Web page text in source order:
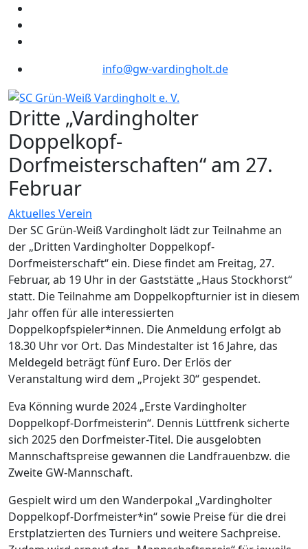
info@gw-vardingholt.de
Dritte „Vardingholter
Doppelkopf-
Dorfmeisterschaften“ am 27.
Februar
Aktuelles Verein
Der SC Grün-Weiß Vardingholt lädt zur Teilnahme an
der „Dritten Vardingholter Doppelkopf-
Dorfmeisterschaft“ ein. Diese findet am Freitag, 27.
Februar, ab 19 Uhr in der Gaststätte „Haus Stockhorst“
statt. Die Teilnahme am Doppelkopfturnier ist in diesem
Jahr offen für alle interessierten
Doppelkopfspieler*innen. Die Anmeldung erfolgt ab
18.30 Uhr vor Ort. Das Mindestalter ist 16 Jahre, das
Meldegeld beträgt fünf Euro. Der Erlös der
Veranstaltung wird dem „Projekt 30“ gespendet.
Eva Könning wurde 2024 „Erste Vardingholter
Doppelkopf-Dorfmeisterin“. Dennis Lüttfrenk sicherte
sich 2025 den Dorfmeister-Titel. Die ausgelobten
Mannschaftspreise gewannen die Landfrauenbzw. die
Zweite GW-Mannschaft.
Gespielt wird um den Wanderpokal „Vardingholter
Doppelkopf-Dorfmeister*in“ sowie Preise für die drei
Erstplatzierten des Turniers und weitere Sachpreise.